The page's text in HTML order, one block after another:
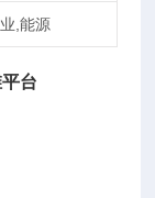
,能源
台